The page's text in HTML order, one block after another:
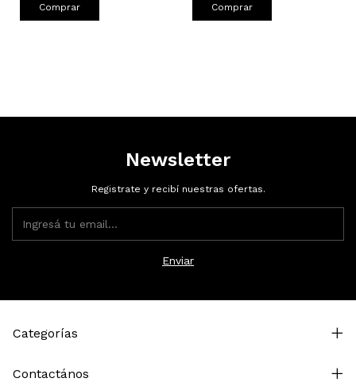
Comprar Comprar
Newsletter
Registrate y recibí nuestras ofertas.
Categorías
Contactános